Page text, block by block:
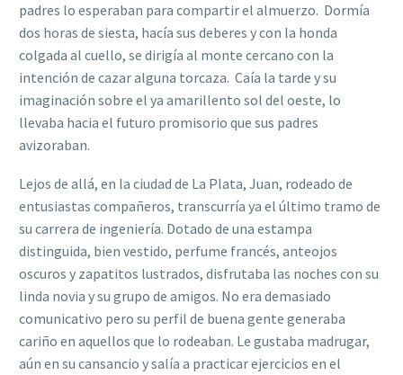
padres lo esperaban para compartir el almuerzo. Dormía
dos horas de siesta, hacía sus deberes y con la honda
colgada al cuello, se dirigía al monte cercano con la
intención de cazar alguna torcaza. Caía la tarde y su
imaginación sobre el ya amarillento sol del oeste, lo
llevaba hacia el futuro promisorio que sus padres
avizoraban.
Lejos de allá, en la ciudad de La Plata, Juan, rodeado de
entusiastas compañeros, transcurría ya el último tramo de
su carrera de ingeniería. Dotado de una estampa
distinguida, bien vestido, perfume francés, anteojos
oscuros y zapatitos lustrados, disfrutaba las noches con su
linda novia y su grupo de amigos. No era demasiado
comunicativo pero su perfil de buena gente generaba
cariño en aquellos que lo rodeaban. Le gustaba madrugar,
aún en su cansancio y salía a practicar ejercicios en el